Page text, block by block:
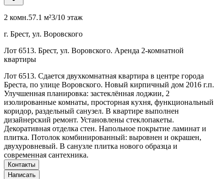
2 комн.57.1 м²3/10 этаж
г. Брест, ул. Воровского
Лот 6513. Брест, ул. Воровского. Аренда 2-комнатной
квартиры
Лот 6513. Сдается двухкомнатная квартира в центре города
Бреста, по улице Воровского. Новый кирпичный дом 2016 г.п.
Улучшенная планировка: застеклённая лоджии, 2
изолированные комнаты, просторная кухня, функциональный
коридор, раздельный санузел. В квартире выполнен
дизайнерский ремонт. Установлены стеклопакеты.
Декоративная отделка стен. Напольное покрытие ламинат и
плитка. Потолок комбинированный: выровнен и окрашен,
двухуровневый. В санузле плитка нового образца и
современная сантехника.
Контакты
Написать